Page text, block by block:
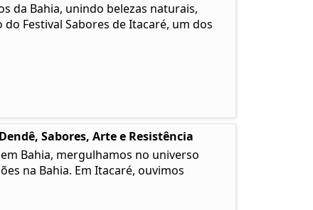
da Bahia, unindo belezas naturais,
Festival Sabores de Itacaré, um dos
Sabores, Arte e Resistência
Bahia, mergulhamos no universo
na Bahia. Em Itacaré, ouvimos